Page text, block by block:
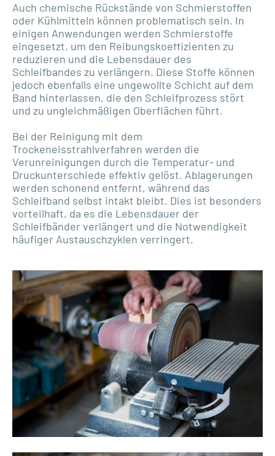
Auch chemische Rückstände von Schmierstoffen
oder Kühlmitteln können problematisch sein. In
einigen Anwendungen werden Schmierstoffe
eingesetzt, um den Reibungskoeffizienten zu
reduzieren und die Lebensdauer des
Schleifbandes zu verlängern. Diese Stoffe können
jedoch ebenfalls eine ungewollte Schicht auf dem
Band hinterlassen, die den Schleifprozess stört
und zu ungleichmäßigen Oberflächen führt.
Bei der Reinigung mit dem
Trockeneisstrahlverfahren werden die
Verunreinigungen durch die Temperatur- und
Druckunterschiede effektiv gelöst. Ablagerungen
werden schonend entfernt, während das
Schleifband selbst intakt bleibt. Dies ist besonders
vorteilhaft, da es die Lebensdauer der
Schleifbänder verlängert und die Notwendigkeit
häufiger Austauschzyklen verringert.